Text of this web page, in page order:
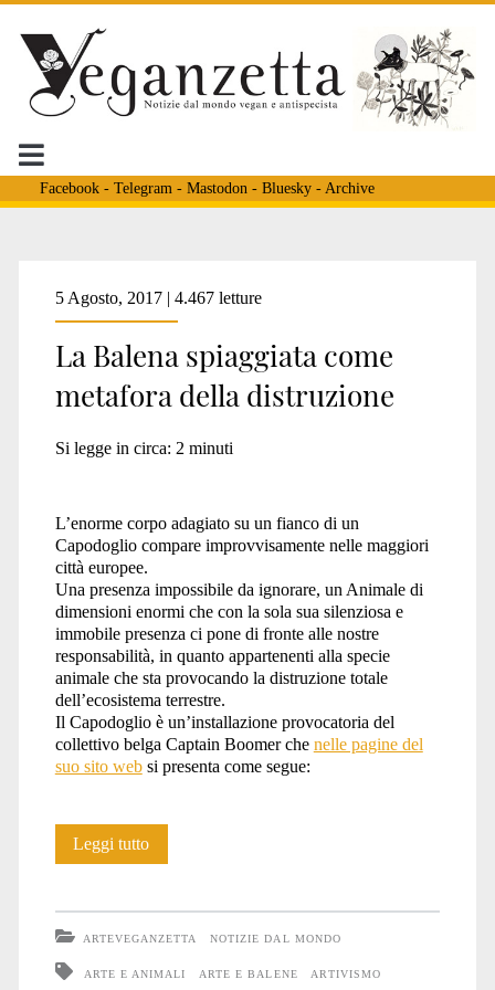
Facebook- Telegram - Mastodon - Bluesky- Archive
Tag:
<span>balena
europa</span>
5 Agosto, 2017 | 4.467 letture
La Balena spiaggiata come
metafora della distruzione
Si legge in circa: 2 minuti
L’enorme corpo adagiato su un fianco di un
Capodoglio compare improvvisamente nelle maggiori
città europee.
Una presenza impossibile da ignorare, un Animale di
dimensioni enormi che con la sola sua silenziosa e
immobile presenza ci pone di fronte alle nostre
responsabilità, in quanto appartenenti alla specie
animale che sta provocando la distruzione totale
dell’ecosistema terrestre.
Il Capodoglio è un’installazione provocatoria del
collettivo belga Captain Boomer che nelle pagine del
suo sito websi presenta come segue:
Leggi tuttoLa
ARTEVEGANZETTA NOTIZIE DAL MONDO
ARTE E ANIMALI ARTE E BALENE
ARTIVISMO